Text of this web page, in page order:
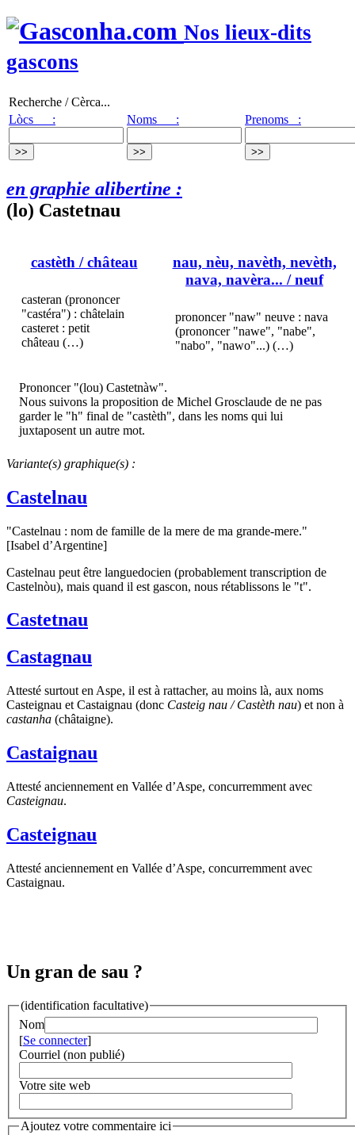
Nos lieux-dits
gascons
Recherche / Cèrca...
Lòcs :
Noms : Prenoms :
en graphie alibertine :
(lo) Castetnau
castèth/ château
casteran (prononcer
"castéra") : châtelain
casteret : petit
château (…)
nau, nèu, navèth, nevèth,
nava, navèra... / neuf
prononcer "naw" neuve : nava
(prononcer "nawe", "nabe",
"nabo", "nawo"...) (…)
Prononcer "(lou) Castetnàw".
Nous suivons la proposition de Michel Grosclaude de ne pas
garder le "h" final de "castèth", dans les noms qui lui
juxtaposent un autre mot.
Variante(s) graphique(s) :
Castelnau
"Castelnau : nom de famille de la mere de ma grande-mere."
[Isabel d’Argentine]
Castelnau peut être languedocien (probablement transcription de
Castelnòu), mais quand il est gascon, nous rétablissons le "t".
Castetnau
Castagnau
Attesté surtout en Aspe, il est à rattacher, au moins là, aux noms
Casteignau et Castaignau (donc Casteig nau / Castèth nau) et non à
castanha (châtaigne).
Castaignau
Attesté anciennement en Vallée d’Aspe, concurremment avec
Casteignau.
Casteignau
Attesté anciennement en Vallée d’Aspe, concurremment avec
Castaignau.
Un gran de sau ?
(identification facultative)
Nom
[Se connecter]
Courriel (non publié)
Votre site web
Ajoutez votre commentaire ici